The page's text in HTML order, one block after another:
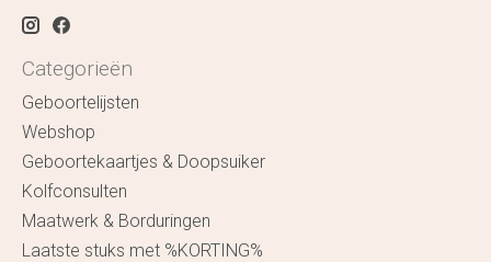
Categorieën
Geboortelijsten
Webshop
Geboortekaartjes & Doopsuiker
Kolfconsulten
Maatwerk & Borduringen
Laatste stuks met %KORTING%